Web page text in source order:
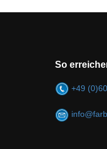
So
+49